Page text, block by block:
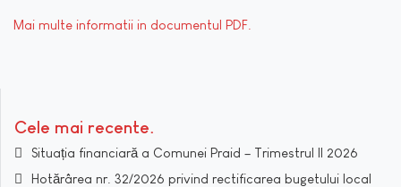
Mai multe informatii in documentul PDF.
Cele mai recente
Situația financiară a Comunei Praid – Trimestrul II 2026
Hotărârea nr. 32/2026 privind rectificarea bugetului local